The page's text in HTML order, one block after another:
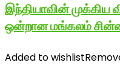
இந்தியாவின்
ஒன்றான மங்கலம்
Added to wishlist